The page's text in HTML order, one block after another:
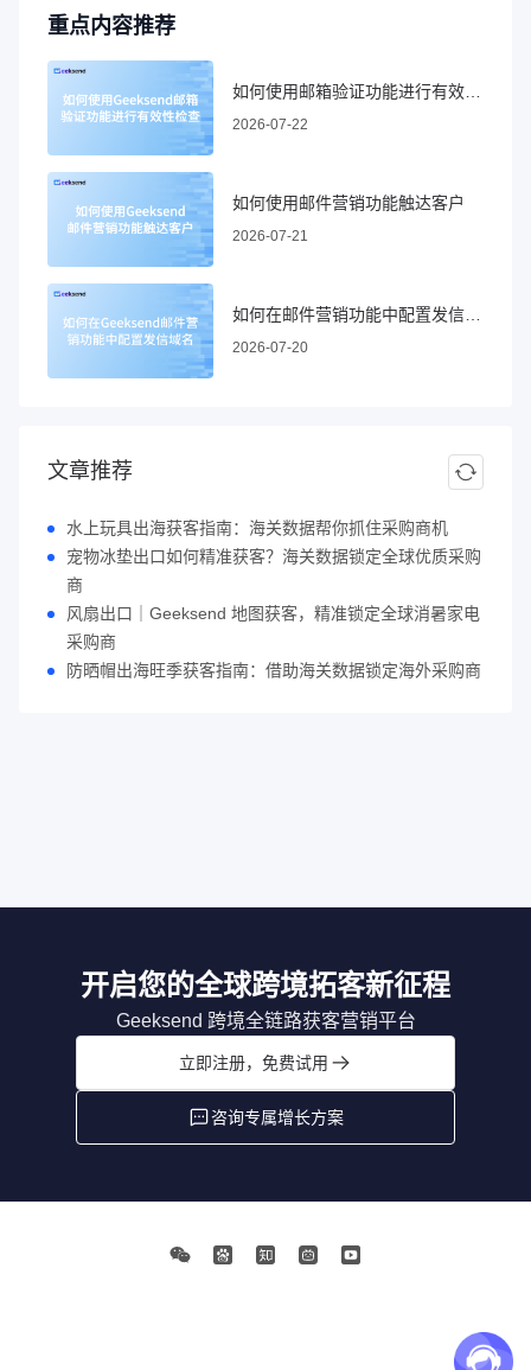
重点内容推荐
2026-07-22
如何使用邮件营销功能触达客户
2026-07-21
2026-07-20
文章推荐
水上玩具出海获客指南：海关数据帮你抓住采购商机
宠物冰垫出口如何精准获客？海关数据锁定全球优质采购
商
风扇出口｜Geeksend 地图获客，精准锁定全球消暑家电
采购商
防晒帽出海旺季获客指南：借助海关数据锁定海外采购商
开启您的全球跨境拓客新征程
Geeksend 跨境全链路获客营销平台
立即注册，免费试用
咨询专属增长方案